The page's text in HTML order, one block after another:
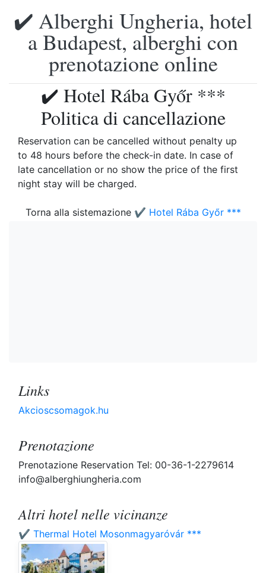
✔️ Alberghi Ungheria, hotel
a Budapest, alberghi con
prenotazione online
✔️ Hotel Rába Győr ***
Politica di cancellazione
Reservation can be cancelled without penalty up
to 48 hours before the check-in date. In case of
late cancellation or no show the price of the first
night stay will be charged.
Torna alla sistemazione ✔️ Hotel Rába Győr ***
Links
Akcioscsomagok.hu
Prenotazione
Prenotazione Reservation Tel: 00-36-1-2279614
info@alberghiungheria.com
Altri hotel nelle vicinanze
✔️ Thermal Hotel Mosonmagyaróvár ***